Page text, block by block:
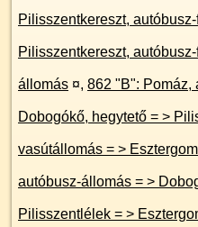
Pilisszentkereszt,
Pilisszentkereszt, autóbusz-forduló = >
állomás ¤, 862 "B": Pomáz,
Dobogókő, hegytető = > Pilisszentlélek = > Esztergom,
vasútállomás = >
autóbusz-állomás = > Dobogókő, hegytető = >
Pilisszentlélek = > Esztergom, vasútállomás = >